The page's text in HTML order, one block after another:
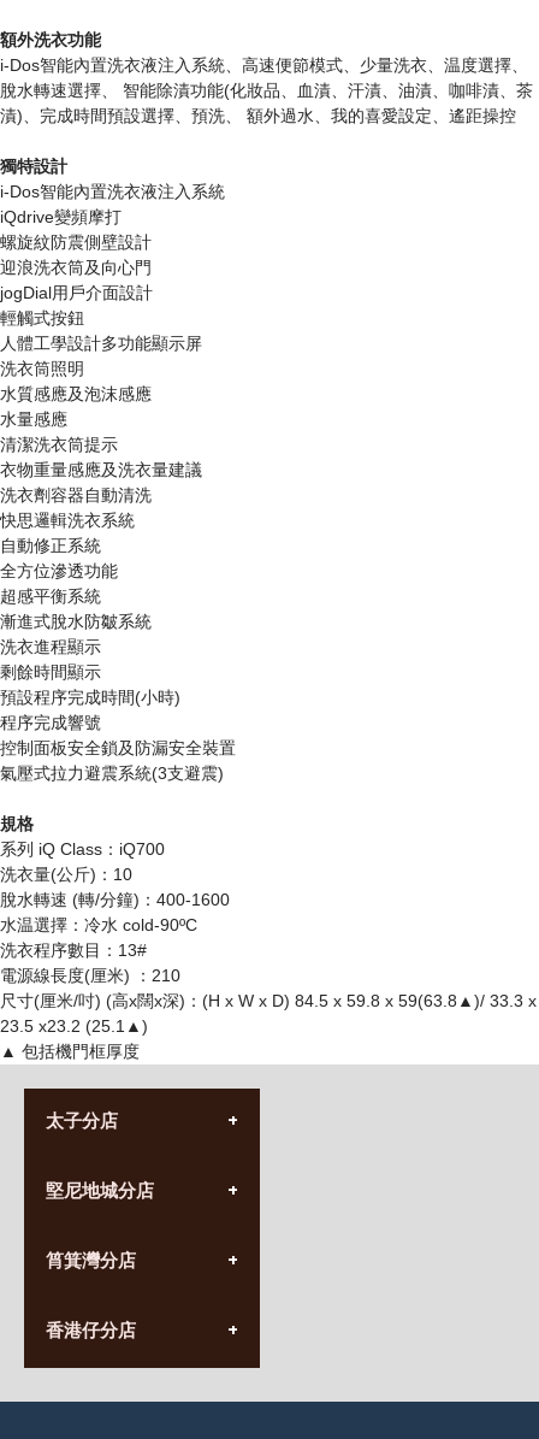
額外洗衣功能
i-Dos智能內置洗衣液注入系統、高速便節模式、少量洗衣、温度選擇、
脫水轉速選擇、 智能除漬功能(化妝品、血漬、汗漬、油漬、咖啡漬、茶
漬)、完成時間預設選擇、預洗、 額外過水、我的喜愛設定、遙距操控
獨特設計
i-Dos智能內置洗衣液注入系統
iQdrive變頻摩打
螺旋紋防震側壁設計
迎浪洗衣筒及向心門
jogDial用戶介面設計
輕觸式按鈕
人體工學設計多功能顯示屏
洗衣筒照明
水質感應及泡沫感應
水量感應
清潔洗衣筒提示
衣物重量感應及洗衣量建議
洗衣劑容器自動清洗
快思邏輯洗衣系統
自動修正系統
全方位滲透功能
超感平衡系統
漸進式脫水防皺系統
洗衣進程顯示
剩餘時間顯示
預設程序完成時間(小時)
程序完成響號
控制面板安全鎖及防漏安全裝置
氣壓式拉力避震系統(3支避震)
規格
系列 iQ Class：iQ700
洗衣量(公斤)：10
脫水轉速 (轉/分鐘)：400-1600
水温選擇：冷水 cold-90ºC
洗衣程序數目：13#
電源線長度(厘米) ：210
尺寸(厘米/吋) (高x闊x深)：(H x W x D) 84.5 x 59.8 x 59(63.8▲)/ 33.3 x
23.5 x23.2 (25.1▲)
▲ 包括機門框厚度
太子分店
營業時間:
九龍太子太子道西141號
堅尼地城分店
營業時間:
香港堅尼地城卑路乍街
(堅尼地城地鐵站B出口)
筲箕灣分店
營業時間:
(10:00am-20:30pm)
香港仔分店
營業時間: